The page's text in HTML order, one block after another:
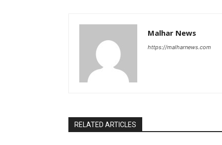
Malhar News
https://malharnews.com
RELATED ARTICLES